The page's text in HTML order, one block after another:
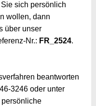
sich persönlich
wollen, dann
über unser
Nr.: FR_2524.
beantworten
3246 oder unter
persönliche